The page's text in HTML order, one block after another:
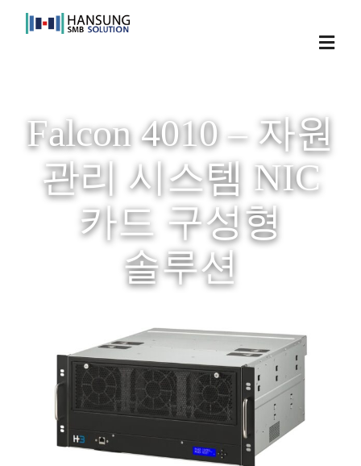
Falcon 4010 – 자원
관리 시스템 NIC
카드 구성형
솔루션